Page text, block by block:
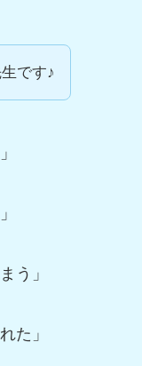
です♪
う」
た」